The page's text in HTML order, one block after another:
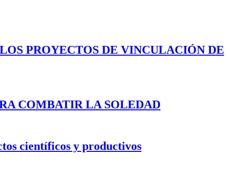
PROYECTOS DE VINCULACIÓN DE
COMBATIR LA SOLEDAD
científicos y productivos